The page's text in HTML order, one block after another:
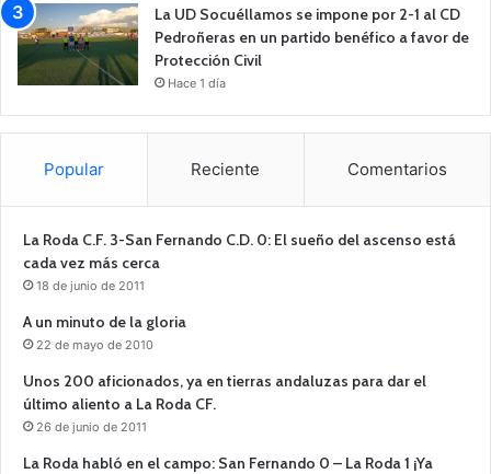
La UD Socuéllamos se impone por 2-1 al CD
Pedroñeras en un partido benéfico a favor de
Protección Civil
Hace 1 día
Popular Reciente Comentarios
La Roda C.F. 3-San Fernando C.D. 0: El sueño del ascenso está
cada vez más cerca
18 de junio de 2011
A un minuto de la gloria
22 de mayo de 2010
Unos 200 aficionados, ya en tierras andaluzas para dar el
último aliento a La Roda CF.
26 de junio de 2011
La Roda habló en el campo: San Fernando 0 – La Roda 1 ¡Ya